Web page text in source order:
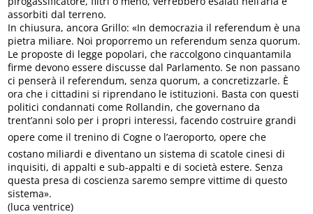
assorbiti dal terreno.
In chiusura, ancora Grillo: «In democrazia il referendum è una
pietra miliare. Noi proporremo un referendum senza quorum.
Le proposte di legge popolari, che raccolgono cinquantamila
firme devono essere discusse dal Parlamento. Se non passano
ci penserà il referendum, senza quorum, a concretizzarle. È
ora che i cittadini si riprendano le istituzioni. Basta con questi
politici condannati come Rollandin, che governano da
trent’anni solo per i propri interessi, facendo costruire grandi
opere come il trenino di Cogne o l’aeroporto, opere che
costano miliardi e diventano un sistema di scatole cinesi di
inquisiti, di appalti e sub-appalti e di società estere. Senza
questa presa di coscienza saremo sempre vittime di questo
sistema».
(luca ventrice)